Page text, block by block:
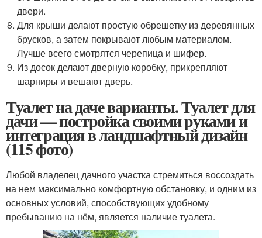
двери.
Для крыши делают простую обрешетку из деревянных
брусков, а затем покрывают любым материалом.
Лучше всего смотрятся черепица и шифер.
Из досок делают дверную коробку, прикрепляют
шарниры и вешают дверь.
Туалет на даче варианты. Туалет для
дачи — постройка своими руками и
интеграция в ландшафтный дизайн
(115 фото)
Любой владелец дачного участка стремиться воссоздать
на нем максимально комфортную обстановку, и одним из
основных условий, способствующих удобному
пребыванию на нём, является наличие туалета.